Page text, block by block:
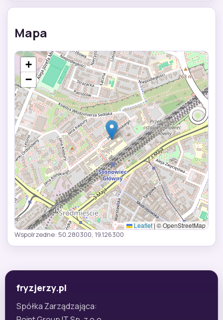
Mapa
+
−
Leaflet | © OpenStreetMap
Wspolrzedne: 50.280300, 19.126300
fryzjerzy.pl
Spółka Zarządzająca: